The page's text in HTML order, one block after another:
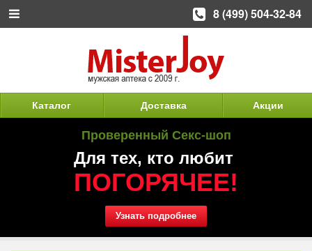
Каталог Доставка Акции
Проверенный Секс-шоп
Для тех, кто любит
ПОГОРЯЧЕЕ!
Узнать подробнее
8 (499) 504-32-84